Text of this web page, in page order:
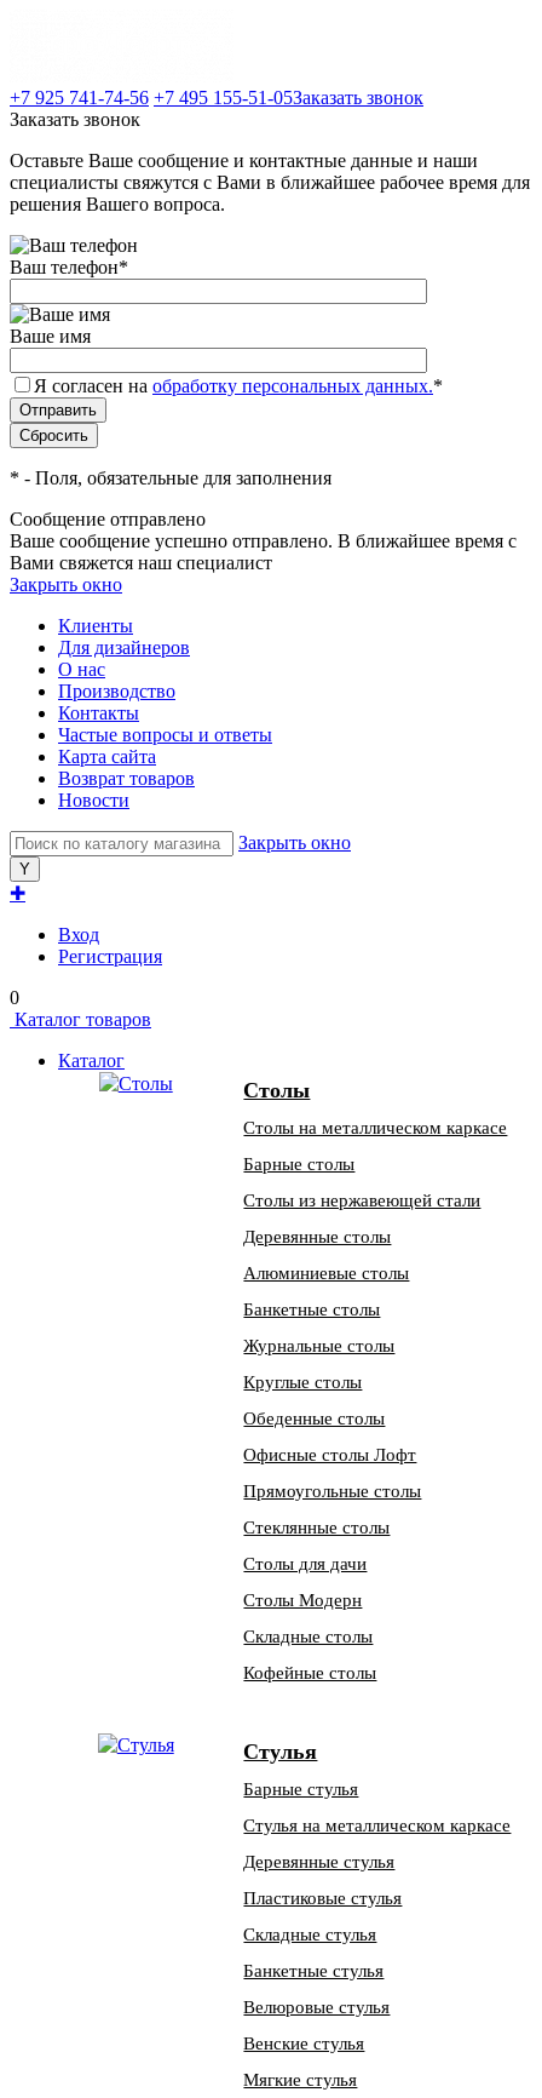
+7 925 741-74-56 +7 495 155-51-05Заказать звонок
Заказать звонок
Оставьте Ваше сообщение и контактные данные и наши
специалисты свяжутся с Вами в ближайшее рабочее время для
решения Вашего вопроса.
Ваш телефон*
Ваше имя
Я согласен на обработку персональных данных.*
* - Поля, обязательные для заполнения
Сообщение отправлено
Ваше сообщение успешно отправлено. В ближайшее время с
Вами свяжется наш специалист
Закрыть окно
Клиенты
Для дизайнеров
О нас
Производство
Контакты
Частые вопросы и ответы
Карта сайта
Возврат товаров
Новости
Закрыть окно
✚
Вход
Регистрация
0
Каталог товаров
Каталог
Столы
Столы на металлическом каркасе
Барные столы
Столы из нержавеющей стали
Деревянные столы
Алюминиевые столы
Банкетные столы
Журнальные столы
Круглые столы
Обеденные столы
Офисные столы Лофт
Прямоугольные столы
Стеклянные столы
Столы для дачи
Столы Модерн
Складные столы
Кофейные столы
Стулья
Барные стулья
Стулья на металлическом каркасе
Деревянные стулья
Пластиковые стулья
Складные стулья
Банкетные стулья
Велюровые стулья
Венские стулья
Мягкие стулья